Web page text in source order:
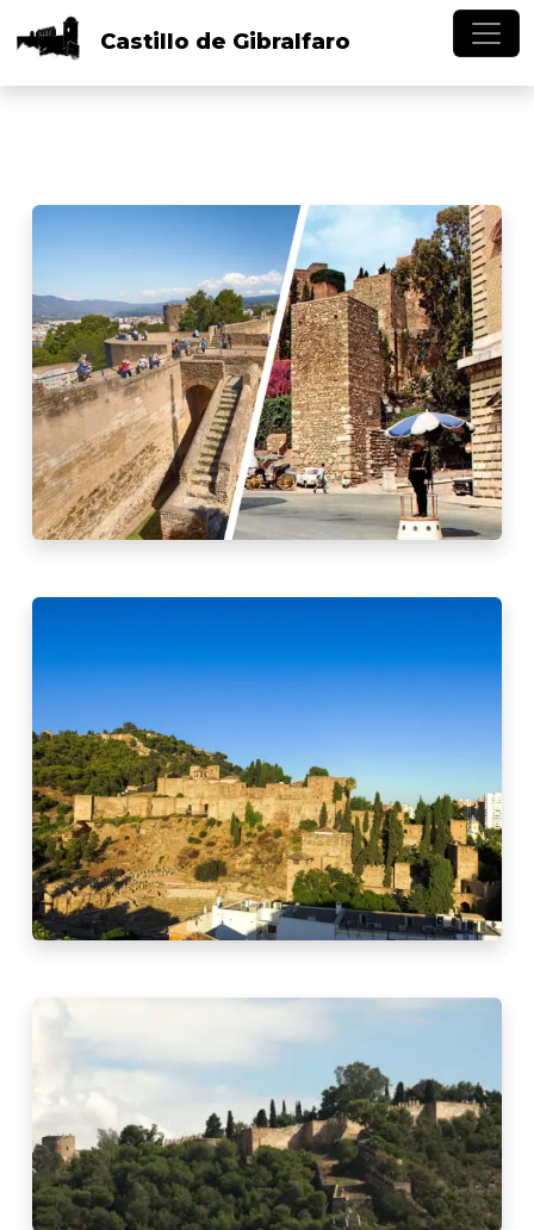
Skip to main content
Castillo de Gibralfaro